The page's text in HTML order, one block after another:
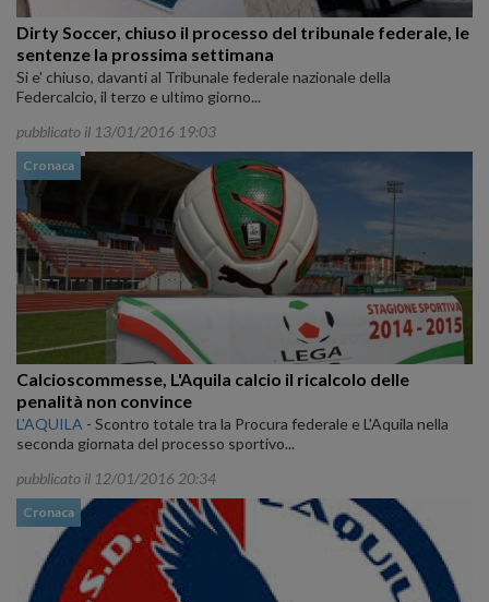
Dirty Soccer, chiuso il processo del tribunale federale, le
sentenze la prossima settimana
Si e' chiuso, davanti al Tribunale federale nazionale della
Federcalcio, il terzo e ultimo giorno...
pubblicato il 13/01/2016 19:03
Cronaca
Calcioscommesse, L'Aquila calcio il ricalcolo delle
penalità non convince
L'AQUILA - Scontro totale tra la Procura federale e L'Aquila nella
seconda giornata del processo sportivo...
pubblicato il 12/01/2016 20:34
Cronaca